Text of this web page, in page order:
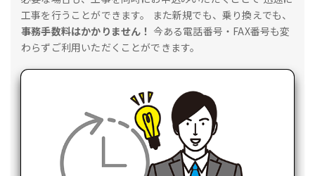
工事を行うことができます。
また新規でも、乗り換えでも、
事務手数料はかかりません！ 今ある電話番号・FAX番号も変
わらずご利用いただくことができます。